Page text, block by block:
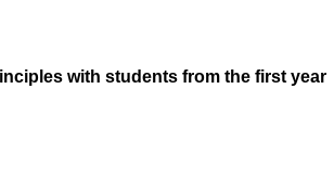
with students from the first year